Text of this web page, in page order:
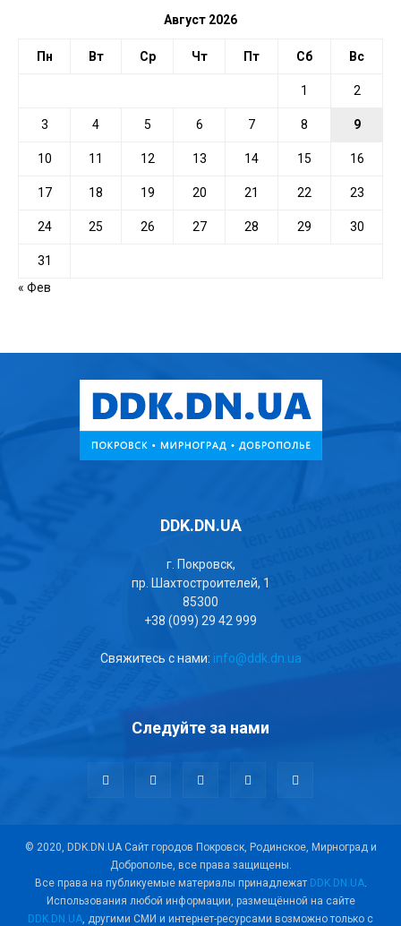
Август 2026
Пн Вт Ср Чт Пт Сб Вс
1 2
3 4 5 6 7 8 9
10 11 12 13 14 15 16
17 18 19 20 21 22 23
24 25 26 27 28 29 30
31
« Фев
DDK.DN.UA
г. Покровск,
пр. Шахтостроителей, 1
85300
+38 (099) 29 42 999
Свяжитесь с нами: info@ddk.dn.ua
Следуйте за нами
© 2020, DDK.DN.UA Сайт городов Покровск, Родинское, Мирноград и
Доброполье, все права защищены.
Все права на публикуемые материалы принадлежат DDK.DN.UA.
Использования любой информации, размещённой на сайте
DDK.DN.UA, другими СМИ и интернет-ресурсами возможно только с